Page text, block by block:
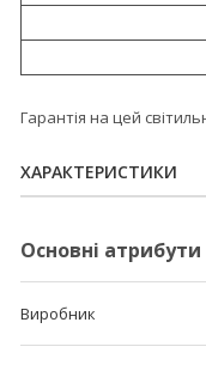
Гарантія на цей
ХАРАКТЕРИСТИКИ
Основні атрибути
Виробник